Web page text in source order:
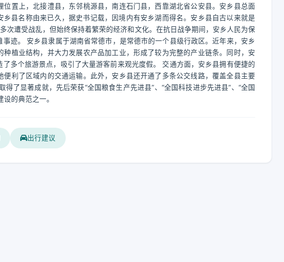
置上，北接澧县，东邻桃源县，南连石门县，西靠湖北省公安县。安乡县总面
县名称由来已久，据史书记载，因境内有安乡湖而得名。安乡县自古以来就是
次遭受战乱，但始终保持着繁荣的经济和文化。在抗日战争期间，安乡人民为保
迹。 安乡县隶属于湖南省常德市，是常德市的一个县级行政区。近年来，安乡
植业结构，并大力发展农产品加工业，形成了较为完整的产业链条。同时，安
多个旅游景点，吸引了大量游客前来观光度假。 交通方面，安乡县拥有便捷的
利了区域内的交通运输。此外，安乡县还开通了多条公交线路，覆盖全县主要
了显著成就，先后荣获“全国粮食生产先进县”、“全国科技进步先进县”、“全国
的典范之一。
出行建议